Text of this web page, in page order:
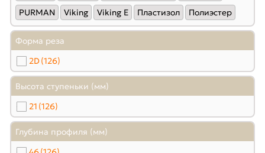
PURMAN
Viking Viking E Пластизол Полиэстер
Форма реза
2D(126)
Высота ступеньки (мм)
21 (126)
Глубина профиля (мм)